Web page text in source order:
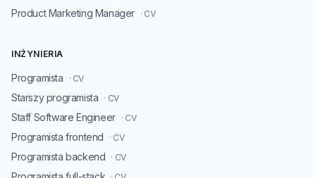
Product Marketing Manager · CV
INŻYNIERIA
Programista · CV
Starszy programista · CV
Staff Software Engineer · CV
Programista frontend · CV
Programista backend · CV